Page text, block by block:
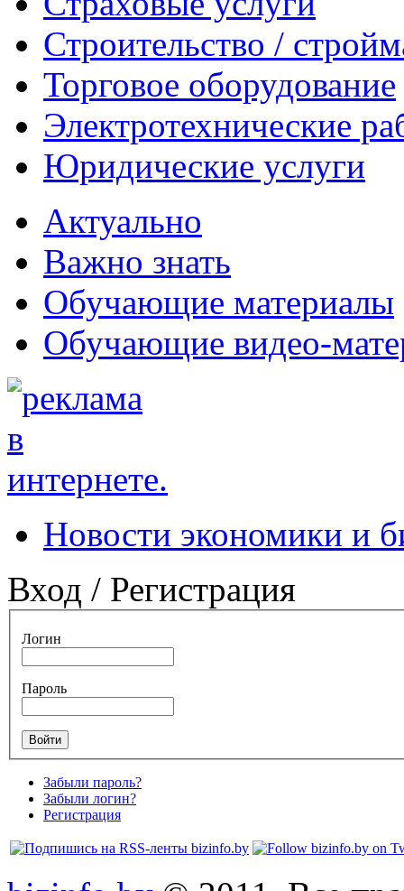
Строительство /
Торговое оборудование
Электротехнические
Юридические услуги
Актуально
Важно знать
Обучающие материалы
Обучающие видео-
Новости экономики и
Вход / Регистрация
Логин
Пароль
Забыли пароль?
Забыли логин?
Регистрация